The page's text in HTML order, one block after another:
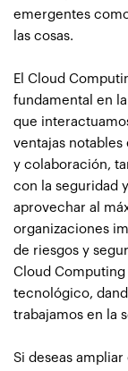
emergentes
las cosas.
El Cloud
fundamental en
que
ventajas
y colaboración,
con la seguridad
aprovechar al
organizaciones
de riesgos y
Cloud
tecnológico,
trabajamos en la
Si deseas